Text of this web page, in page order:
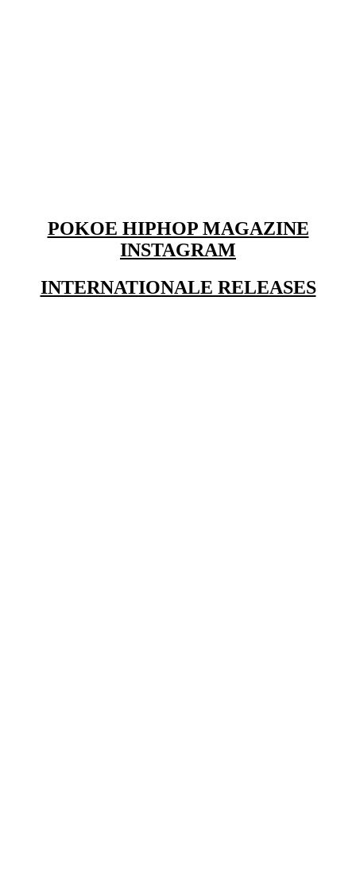
POKOE HIPHOP MAGAZINE
INSTAGRAM
INTERNATIONALE RELEASES